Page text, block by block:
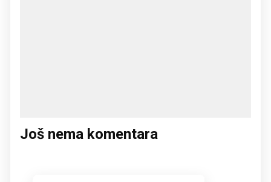
Još nema komentara